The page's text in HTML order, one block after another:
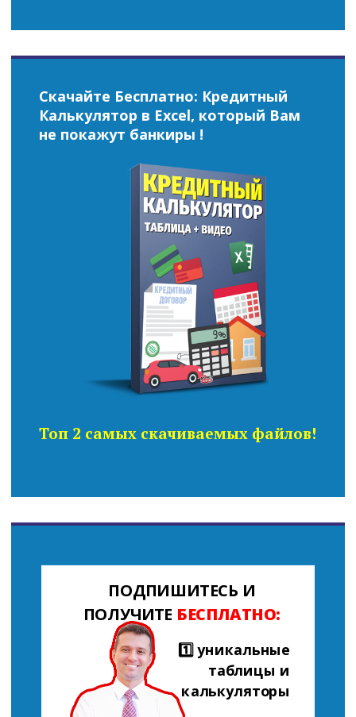
Скачайте Бесплатно: Кредитный
Калькулятор в Excel, который Вам
не покажут банкиры !
Топ 2 самых скачиваемых файлов!
ПОДПИШИТЕСЬ И
ПОЛУЧИТЕ БЕСПЛАТНО:
1️⃣ уникальные
таблицы и
калькуляторы